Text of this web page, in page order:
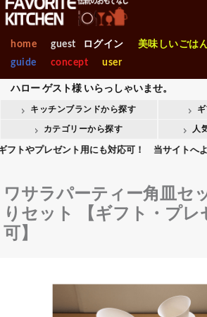
home guest ログイン
美味しいごは
guide
concept user
ハロー ゲスト様いらっしゃいませ。
キッチンブランドから探す
カテゴリーから探す 人
やプレゼント用にも対応可！ 当サイトへよ
Bormioli Luigi
all brands
出産【内祝い】おすすめギ
入園・入学【内祝】おすす
めギフト
製菓・ベ-カ-リー
整理＆店舗用品
製菓・ベ-カリ-用品
整理＆店舗用品人
気ランキング
ワサラパーティー角皿セ
りセット 【ギフト・プレ
可】